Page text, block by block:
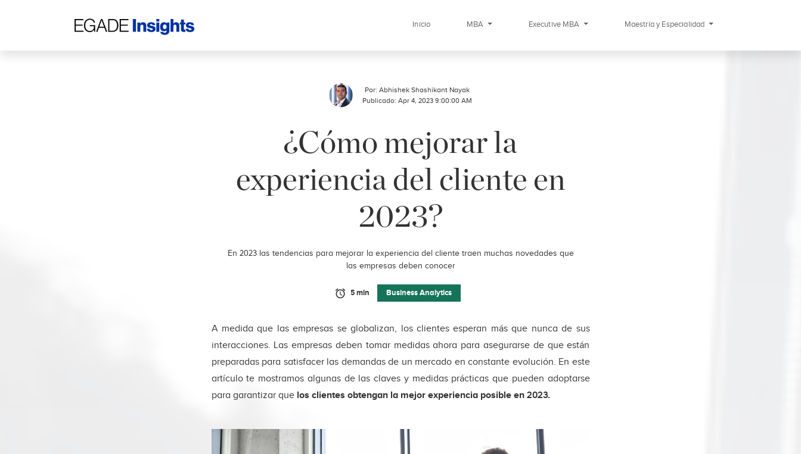
Inicio MBA Executive MBA Maestría y Especialidad
Por: Abhishek Shashikant Nayak
Publicado: Apr 4, 2023 9:00:00 AM
¿Cómo mejorar la
experiencia del cliente en
2023?
En 2023 las tendencias para mejorar la experiencia del cliente traen muchas novedades que
las empresas deben conocer
5 min Business Analytics
A medida que las empresas se globalizan, los clientes esperan más que nunca de sus
interacciones. Las empresas deben tomar medidas ahora para asegurarse de que están
preparadas para satisfacer las demandas de un mercado en constante evolución. En este
artículo te mostramos algunas de las claves y medidas prácticas que pueden adoptarse
para garantizar quelos clientes obtengan la mejor experiencia posible en 2023.